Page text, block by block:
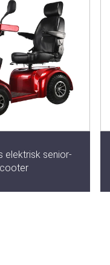
elektrisk senior-